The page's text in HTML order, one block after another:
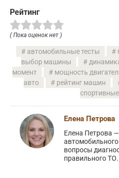
Рейтинг
( Пока оценок нет )
автомобильные тесты
выбор машины
момент
мощность
авто
рейтинг машин
Елена Петрова
Елена Петрова
вопросы
правильного ТО.